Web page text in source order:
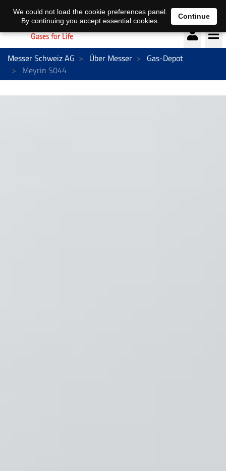
Deutsch français
Messer Schweiz AG Über Messer
Gas-Depot
Meyrin S044
We could not load the cookie preferences panel.
By continuing you accept essential cookies.
Continue